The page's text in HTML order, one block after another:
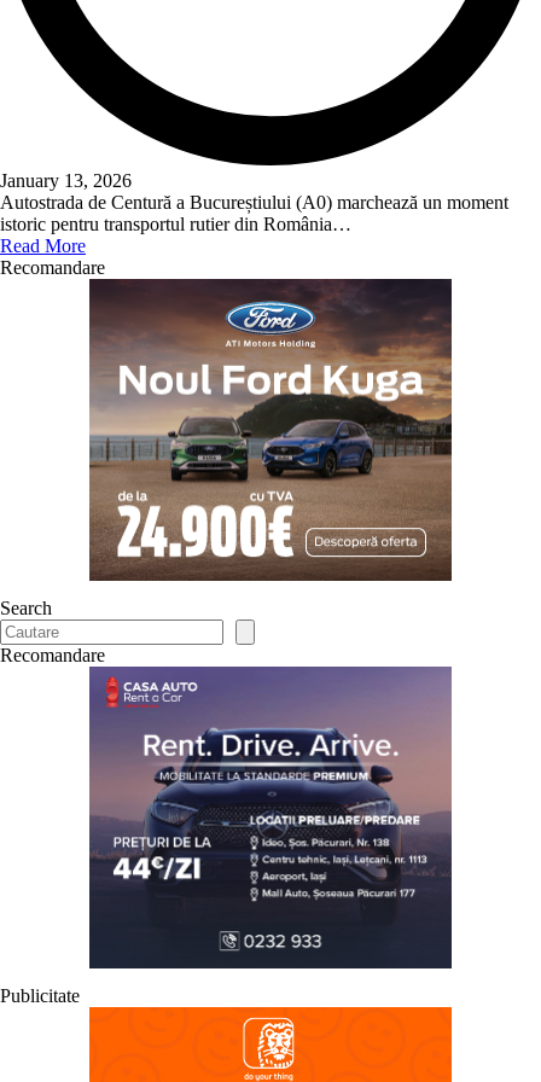
January 13, 2026
Autostrada de Centură a Bucureștiului (A0) marchează un moment
istoric pentru transportul rutier din România…
Read More
Recomandare
Search
Recomandare
Publicitate